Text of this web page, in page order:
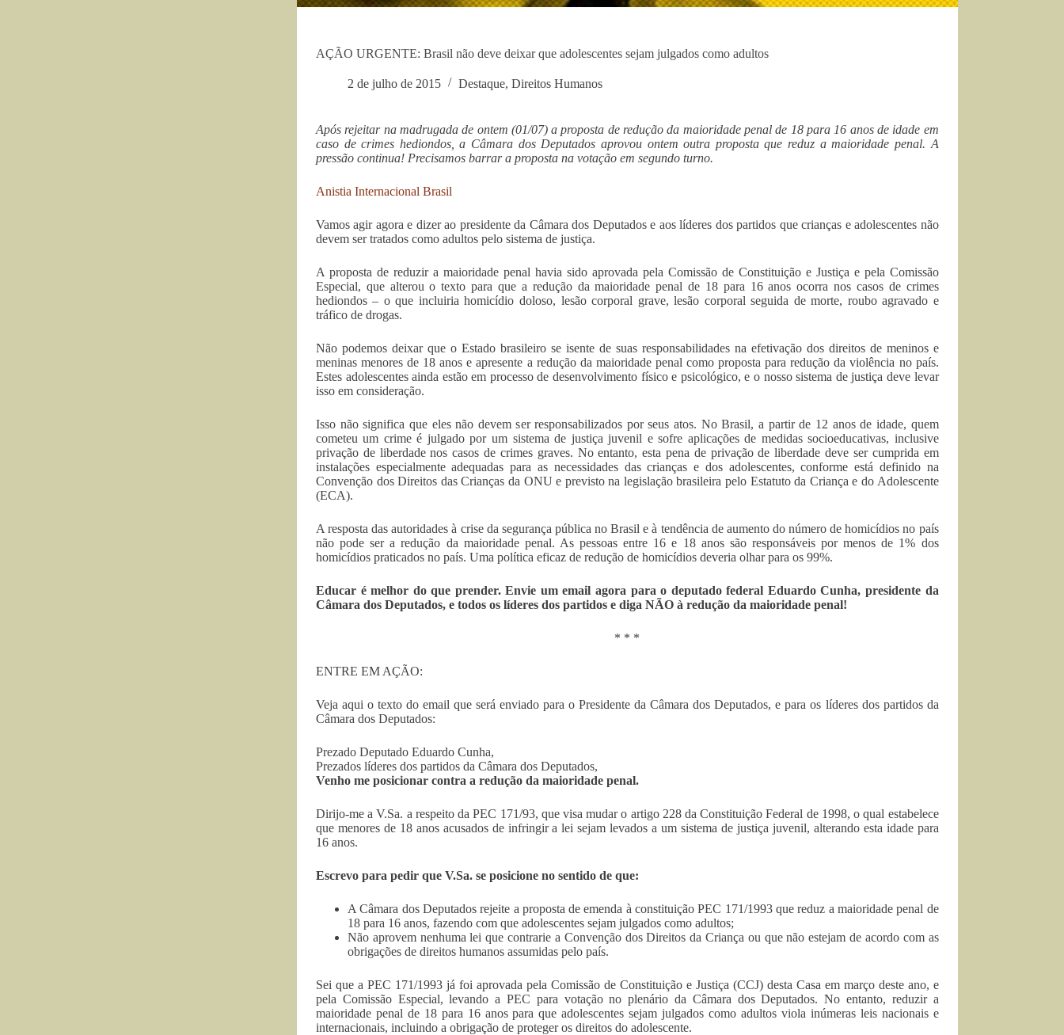
AÇÃO URGENTE: Brasil não deve deixar que adolescentes sejam julgados como adultos
2 de julho de 2015 Destaque, Direitos Humanos
Após rejeitar na madrugada de ontem (01/07) a proposta de redução da maioridade penal de 18 para 16 anos de idade em
caso de crimes hediondos, a Câmara dos Deputados aprovou ontem outra proposta que reduz a maioridade penal. A
pressão continua! Precisamos barrar a proposta na votação em segundo turno.
Anistia Internacional Brasil
Vamos agir agora e dizer ao presidente da Câmara dos Deputados e aos líderes dos partidos que crianças e adolescentes não
devem ser tratados como adultos pelo sistema de justiça.
A proposta de reduzir a maioridade penal havia sido aprovada pela Comissão de Constituição e Justiça e pela Comissão
Especial, que alterou o texto para que a redução da maioridade penal de 18 para 16 anos ocorra nos casos de crimes
hediondos – o que incluiria homicídio doloso, lesão corporal grave, lesão corporal seguida de morte, roubo agravado e
tráfico de drogas.
Não podemos deixar que o Estado brasileiro se isente de suas responsabilidades na efetivação dos direitos de meninos e
meninas menores de 18 anos e apresente a redução da maioridade penal como proposta para redução da violência no país.
Estes adolescentes ainda estão em processo de desenvolvimento físico e psicológico, e o nosso sistema de justiça deve levar
isso em consideração.
Isso não significa que eles não devem ser responsabilizados por seus atos. No Brasil, a partir de 12 anos de idade, quem
cometeu um crime é julgado por um sistema de justiça juvenil e sofre aplicações de medidas socioeducativas, inclusive
privação de liberdade nos casos de crimes graves. No entanto, esta pena de privação de liberdade deve ser cumprida em
instalações especialmente adequadas para as necessidades das crianças e dos adolescentes, conforme está definido na
Convenção dos Direitos das Crianças da ONU e previsto na legislação brasileira pelo Estatuto da Criança e do Adolescente
(ECA).
A resposta das autoridades à crise da segurança pública no Brasil e à tendência de aumento do número de homicídios no país
não pode ser a redução da maioridade penal. As pessoas entre 16 e 18 anos são responsáveis por menos de 1% dos
homicídios praticados no país. Uma política eficaz de redução de homicídios deveria olhar para os 99%.
Educar é melhor do que prender. Envie um email agora para o deputado federal Eduardo Cunha, presidente da
Câmara dos Deputados, e todos os líderes dos partidos e diga NÃO à redução da maioridade penal!
* * *
ENTRE EM AÇÃO:
Veja aqui o texto do email que será enviado para o Presidente da Câmara dos Deputados, e para os líderes dos partidos da
Câmara dos Deputados:
Prezado Deputado Eduardo Cunha,
Prezados líderes dos partidos da Câmara dos Deputados,
Venho me posicionar contra a redução da maioridade penal.
Dirijo-me a V.Sa. a respeito da PEC 171/93, que visa mudar o artigo 228 da Constituição Federal de 1998, o qual estabelece
que menores de 18 anos acusados de infringir a lei sejam levados a um sistema de justiça juvenil, alterando esta idade para
16 anos.
Escrevo para pedir que V.Sa. se posicione no sentido de que:
A Câmara dos Deputados rejeite a proposta de emenda à constituição PEC 171/1993 que reduz a maioridade penal de
18 para 16 anos, fazendo com que adolescentes sejam julgados como adultos;
Não aprovem nenhuma lei que contrarie a Convenção dos Direitos da Criança ou que não estejam de acordo com as
obrigações de direitos humanos assumidas pelo país.
Sei que a PEC 171/1993 já foi aprovada pela Comissão de Constituição e Justiça (CCJ) desta Casa em março deste ano, e
pela Comissão Especial, levando a PEC para votação no plenário da Câmara dos Deputados. No entanto, reduzir a
maioridade penal de 18 para 16 anos para que adolescentes sejam julgados como adultos viola inúmeras leis nacionais e
internacionais, incluindo a obrigação de proteger os direitos do adolescente.